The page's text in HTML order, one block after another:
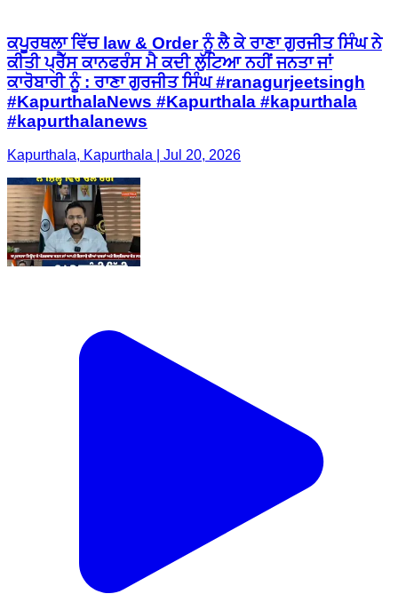
ਕਪੂਰਥਲਾ ਵਿੱਚ law & Order ਨੂੰ ਲੈ ਕੇ ਰਾਣਾ ਗੁਰਜੀਤ ਸਿੰਘ ਨੇ
ਕੀਤੀ ਪ੍ਰੈੱਸ ਕਾਨਫਰੰਸ ਮੈ ਕਦੀ ਲੁੱਟਿਆ ਨਹੀਂ ਜਨਤਾ ਜਾਂ
ਕਾਰੋਬਾਰੀ ਨੂੰ : ਰਾਣਾ ਗੁਰਜੀਤ ਸਿੰਘ #ranagurjeetsingh
#KapurthalaNews #Kapurthala #kapurthala
#kapurthalanews
Kapurthala, Kapurthala | Jul 20, 2026